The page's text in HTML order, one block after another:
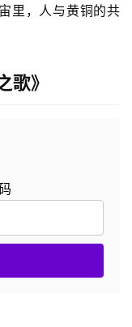
里，人与黄铜的共
歌》